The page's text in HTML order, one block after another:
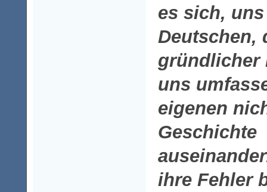
es sich,
Deutschen,
gründlicher
uns
eigenen
Geschichte
ihre Fehler